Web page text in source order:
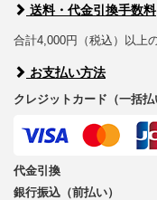
送料・代金引換手数料
合計4,000円（税込）以上
お支払い方法
クレジットカード（一括払
代金引換
銀行振込（前払い）